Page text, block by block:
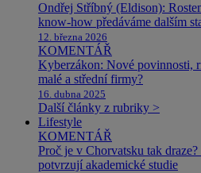
Ondřej Stříbný (Eldison):
know-how předáváme dalším
12. března 2026
KOMENTÁŘ
Kyberzákon: Nové povinnosti,
malé a střední firmy?
16. dubna 2025
Další články z rubriky >
Lifestyle
KOMENTÁŘ
Proč je v Chorvatsku tak
potvrzují akademické studie